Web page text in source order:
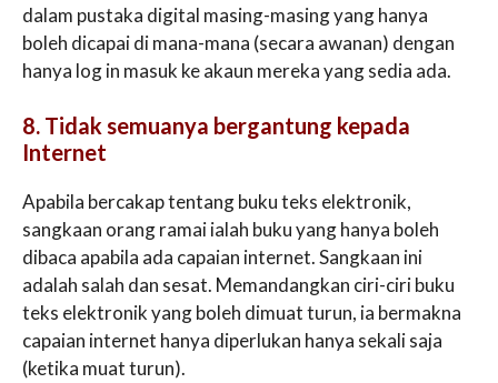
dalam pustaka digital masing-masing yang hanya
boleh dicapai di mana-mana (secara awanan) dengan
hanya log in masuk ke akaun mereka yang sedia ada.
8. Tidak semuanya bergantung kepada
Internet
Apabila bercakap tentang buku teks elektronik,
sangkaan orang ramai ialah buku yang hanya boleh
dibaca apabila ada capaian internet. Sangkaan ini
adalah salah dan sesat. Memandangkan ciri-ciri buku
teks elektronik yang boleh dimuat turun, ia bermakna
capaian internet hanya diperlukan hanya sekali saja
(ketika muat turun).